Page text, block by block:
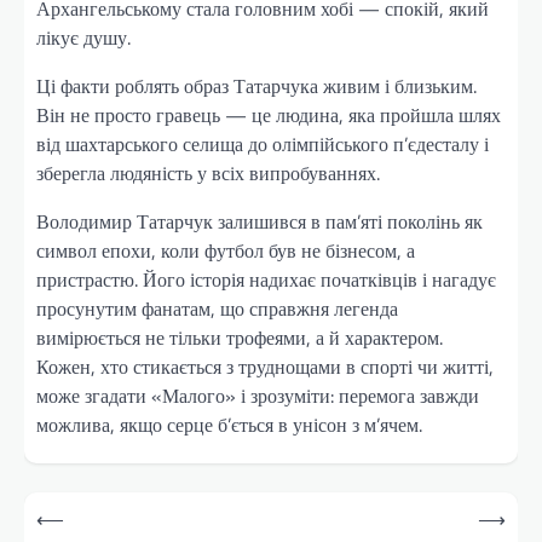
Архангельському стала головним хобі — спокій, який
лікує душу.
Ці факти роблять образ Татарчука живим і близьким.
Він не просто гравець — це людина, яка пройшла шлях
від шахтарського селища до олімпійського п’єдесталу і
зберегла людяність у всіх випробуваннях.
Володимир Татарчук залишився в пам’яті поколінь як
символ епохи, коли футбол був не бізнесом, а
пристрастю. Його історія надихає початківців і нагадує
просунутим фанатам, що справжня легенда
вимірюється не тільки трофеями, а й характером.
Кожен, хто стикається з труднощами в спорті чи житті,
може згадати «Малого» і зрозуміти: перемога завжди
можлива, якщо серце б’ється в унісон з м’ячем.
Навігація
⟵
⟶